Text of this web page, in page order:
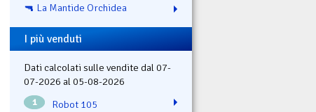
🔫 La Mantide Orchidea
I più venduti
Dati calcolati sulle vendite dal 07-
07-2026 al 05-08-2026
1 Robot 105